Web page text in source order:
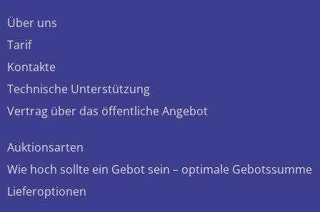
Über uns
Tarif
Kontakte
Technische Unterstützung
Vertrag über das öffentliche Angebot
Auktionsarten
Wie hoch sollte ein Gebot sein – optimale Gebotssumme
Lieferoptionen